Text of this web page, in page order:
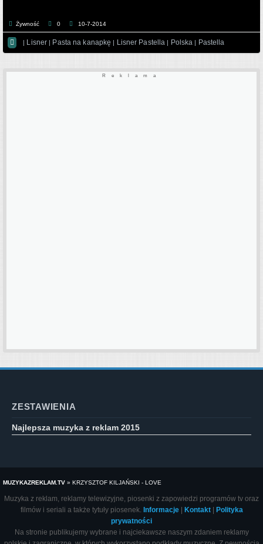
Żywność 0 10-7-2014
 | Lisner | Pasta na kanapkę | Lisner Pastella | Polska | Pastella
Reklama
ZESTAWIENIA
Najlepsza muzyka z reklam 2015
MUZYKAZREKLAM.TV » KRZYSZTOF KILJAŃSKI - LOVE
Muzyka z reklam, reklamy telewizyjne, piosenki z zapowiedzi programów tv oraz
filmów i seriali a także tytuły piosenek. Informacje| Kontakt|
Polityka
prywatności
Na stronie publikujemy wybrane i najciekawsze naszym zdaniem reklamy